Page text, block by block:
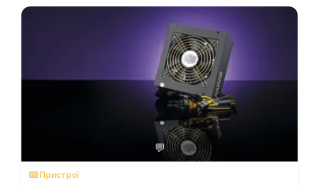
💬
⌨️ Пристрої